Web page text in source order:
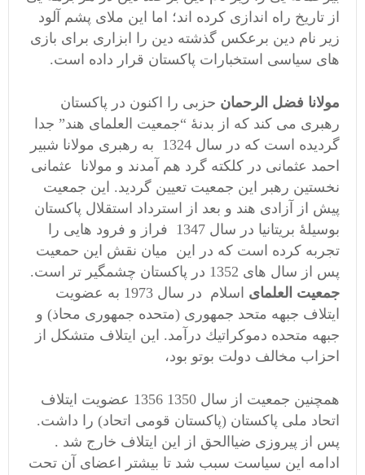
از تاریخ راه اندازی کرده اند؛ اما این ملای پشم آلود
زیر نام دین برعکس گذشته دین را ابزاری برای بازی
های سیاسی استخبارات پاکستان قرار داده است.
مولانا فضل الرحمان حزبی را اکنون در پاکستان
رهبری می کند که از بدنۀ “جمعیت العلمای هند” جدا
گردیده است که در سال 1324 به رهبری مولانا شبیر
احمد عثمانی در کلکته گرد هم آمدند و مولانا عثمانی
نخستین رهبر این جمعیت تعیین گردید. این جمعیت
پیش از آزادی هند و بعد از استرداد استقلال پاکستان
بوسیلۀ بریتانیا در سال 1347 فراز و فرود هایی را
تجربه کرده است که در این میان نقش این حمعیت
پس از سال های 1352 در پاکستان چشمگیر تر است.
جمعیت‌ العلمای
اسلام‌ در سال 1973 به‌ عضویت‌
ایتلاف‌ جبهه متحد جمهوری (متحده‌ جمهوری محاذ) و
جبهه متحده دموكراتیك‌ درآمد. این‌ ایتلاف‌ متشكل‌ از
احزاب‌ مخالف‌ دولت‌ بوتو بود،
همچنین جمعیت از سال 1350 1356 عضویت ایتلاف
اتحاد ملی پاكستان‌ (پاكستان‌ قومی اتحاد) را داشت.
پس از پیروزی ضیاالحق از این ایتلاف خارج شد .
ادامه این‌ سیاست‌ سبب‌ شد تا بیشتر اعضای آن‌ تحت‌